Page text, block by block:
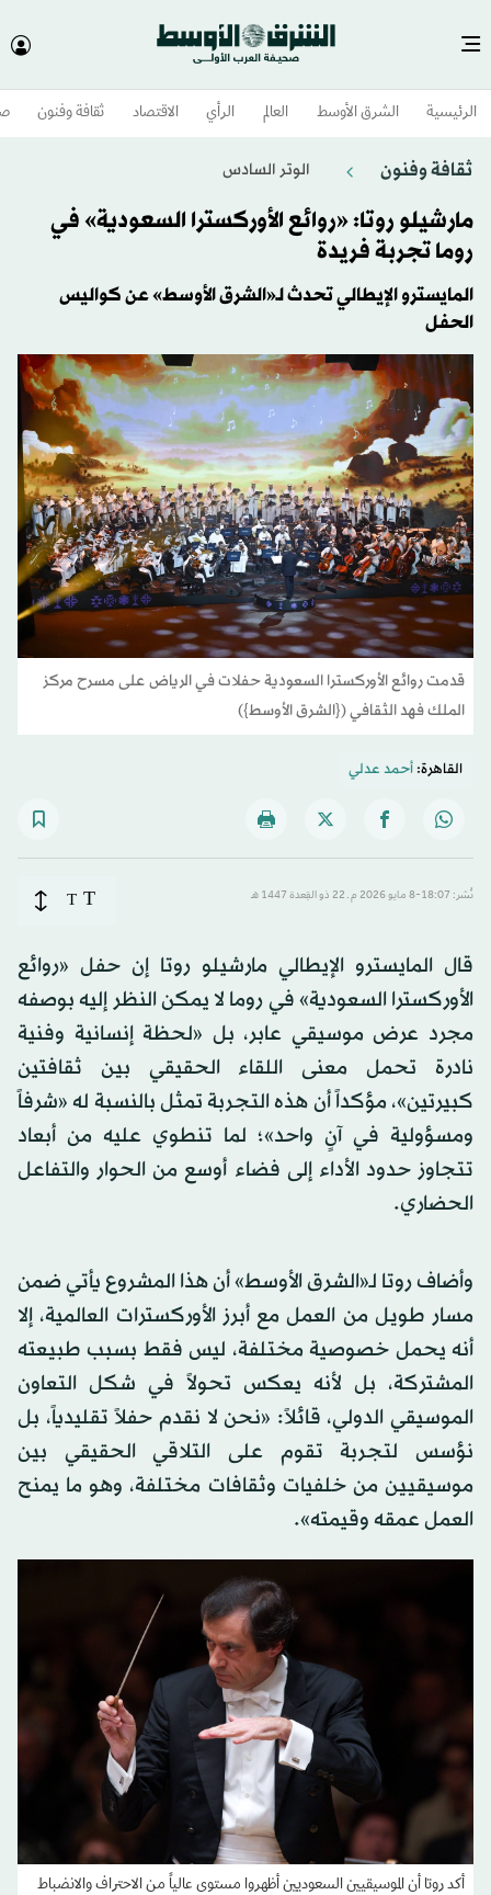
الرئيسية الشرق الأوسط​ العالم الرأي الاقتصاد ثقافة وفنون
ثقافة وفنون الوتر السادس
مارشيلو روتا: «روائع الأوركسترا السعودية» في
روما تجربة فريدة
المايسترو الإيطالي تحدث لـ«الشرق الأوسط» عن كواليس
الحفل
قدمت روائع الأوركسترا السعودية حفلات في الرياض على مسرح مركز
الملك فهد الثقافي ({الشرق الأوسط})
القاهرة:أحمد عدلي
نُشر: 18:07-8 مايو 2026 م ـ 22 ذو القِعدة 1447 هـ T
T
قال المايسترو الإيطالي مارشيلو روتا إن حفل «روائع
الأوركسترا السعودية» في روما لا يمكن النظر إليه بوصفه
مجرد عرض موسيقي عابر، بل «لحظة إنسانية وفنية
نادرة تحمل معنى اللقاء الحقيقي بين ثقافتين
كبيرتين»، مؤكداً أن هذه التجربة تمثل بالنسبة له «شرفاً
ومسؤولية في آنٍ واحد»؛ لما تنطوي عليه من أبعاد
تتجاوز حدود الأداء إلى فضاء أوسع من الحوار والتفاعل
الحضاري.
وأضاف روتا لـ«الشرق الأوسط» أن هذا المشروع يأتي ضمن
مسار طويل من العمل مع أبرز الأوركسترات العالمية، إلا
أنه يحمل خصوصية مختلفة، ليس فقط بسبب طبيعته
المشتركة، بل لأنه يعكس تحولاً في شكل التعاون
الموسيقي الدولي، قائلاً: «نحن لا نقدم حفلاً تقليدياً، بل
نؤسس لتجربة تقوم على التلاقي الحقيقي بين
موسيقيين من خلفيات وثقافات مختلفة، وهو ما يمنح
العمل عمقه وقيمته».
أكد روتا أن الموسيقيين السعوديين أظهروا مستوى عالياً من الاحتراف والانضباط